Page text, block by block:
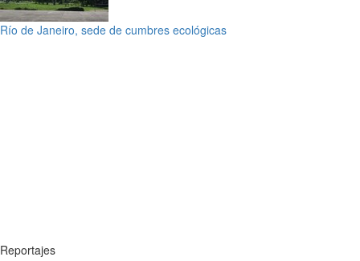
Río de Janeiro, sede de cumbres ecológicas
Reportajes